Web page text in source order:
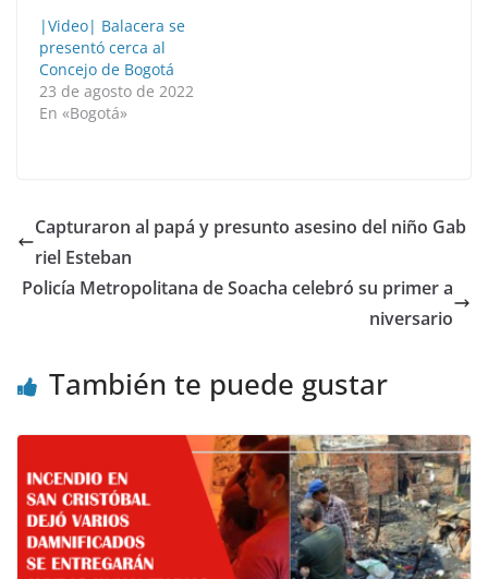
|Video| Balacera se
presentó cerca al
Concejo de Bogotá
23 de agosto de 2022
En «Bogotá»
Capturaron al papá y presunto asesino del niño Gab
riel Esteban
Policía Metropolitana de Soacha celebró su primer a
niversario
También te puede gustar